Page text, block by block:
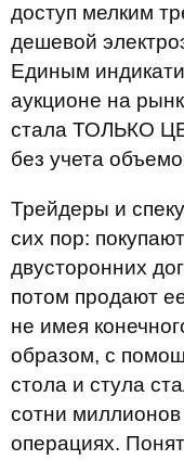
доступ мелким
дешевой
Единым
аукционе на
стала ТОЛЬКО
без учета
Трейдеры и
сих пор:
двусторонних
потом продают
не имея
образом, с
стола и стула
сотни
операциях.